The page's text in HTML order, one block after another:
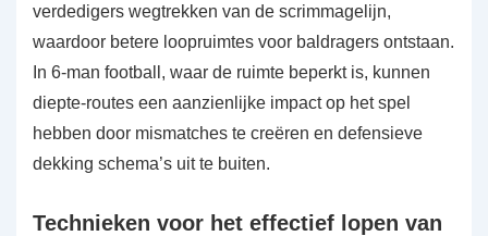
verdedigers wegtrekken van de scrimmagelijn,
waardoor betere loopruimtes voor baldragers ontstaan.
In 6-man football, waar de ruimte beperkt is, kunnen
diepte-routes een aanzienlijke impact op het spel
hebben door mismatches te creëren en defensieve
dekking schema’s uit te buiten.
Technieken voor het effectief lopen van